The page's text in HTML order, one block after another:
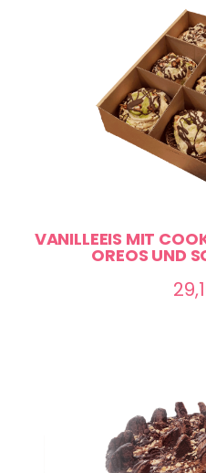
VANILLEEIS MIT
OREOS UND